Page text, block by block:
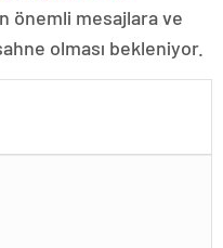
önemli mesajlara ve
olması bekleniyor.